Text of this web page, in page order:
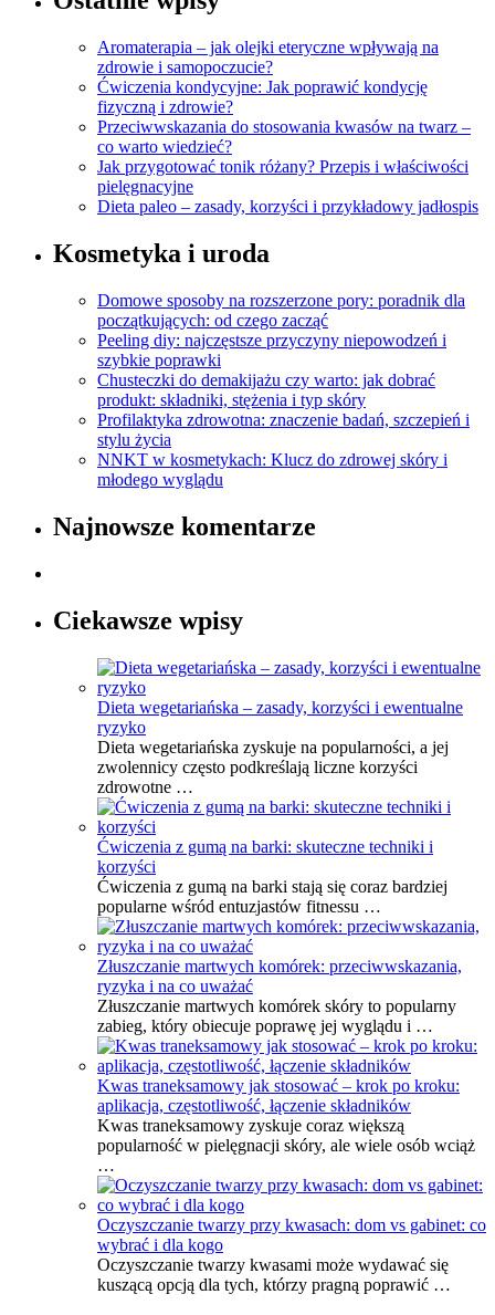
Aromaterapia – jak olejki eteryczne wpływają na
zdrowie i samopoczucie?
Ćwiczenia kondycyjne: Jak poprawić kondycję
fizyczną i zdrowie?
Przeciwwskazania do stosowania kwasów na twarz –
co warto wiedzieć?
Jak przygotować tonik różany? Przepis i właściwości
pielęgnacyjne
Dieta paleo – zasady, korzyści i przykładowy jadłospis
Kosmetyka i uroda
Domowe sposoby na rozszerzone pory: poradnik dla
początkujących: od czego zacząć
Peeling diy: najczęstsze przyczyny niepowodzeń i
szybkie poprawki
Chusteczki do demakijażu czy warto: jak dobrać
produkt: składniki, stężenia i typ skóry
Profilaktyka zdrowotna: znaczenie badań, szczepień i
stylu życia
NNKT w kosmetykach: Klucz do zdrowej skóry i
młodego wyglądu
Najnowsze komentarze
Ciekawsze wpisy
Dieta wegetariańska – zasady, korzyści i ewentualne
ryzyko
Dieta wegetariańska zyskuje na popularności, a jej
zwolennicy często podkreślają liczne korzyści
zdrowotne …
Ćwiczenia z gumą na barki: skuteczne techniki i
korzyści
Ćwiczenia z gumą na barki stają się coraz bardziej
popularne wśród entuzjastów fitnessu …
Złuszczanie martwych komórek: przeciwwskazania,
ryzyka i na co uważać
Złuszczanie martwych komórek skóry to popularny
zabieg, który obiecuje poprawę jej wyglądu i …
Kwas traneksamowy jak stosować – krok po kroku:
aplikacja, częstotliwość, łączenie składników
Kwas traneksamowy zyskuje coraz większą
popularność w pielęgnacji skóry, ale wiele osób wciąż
…
Oczyszczanie twarzy przy kwasach: dom vs gabinet: co
wybrać i dla kogo
Oczyszczanie twarzy kwasami może wydawać się
kuszącą opcją dla tych, którzy pragną poprawić …